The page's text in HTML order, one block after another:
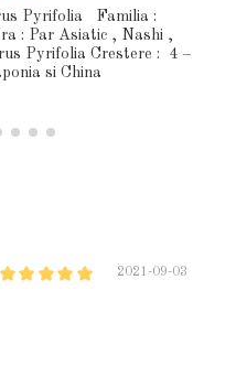
Pyrifolia Familia :
: Par Asiatic , Nashi ,
Pyrifolia Crestere : 4 –
si China
2021-09-03